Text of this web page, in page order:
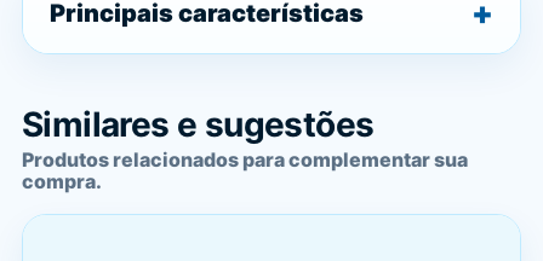
Principais características
Similares e sugestões
Produtos relacionados para complementar sua
compra.